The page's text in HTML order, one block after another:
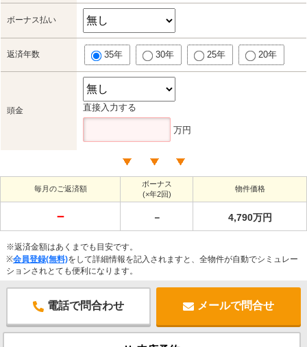
ボーナス払い
返済年数 35年 30年 25年 20年
頭金 直接入力する
万円
毎月のご返済額
ボーナス
(×年2回)
物件価格
－ － 4,790万円
※返済金額はあくまでも目安です。
※会員登録(無料)をして詳細情報を記入されますと、全物件が自動でシミュレー
ションされとても便利になります。
電話で問合わせ メールで問合せ